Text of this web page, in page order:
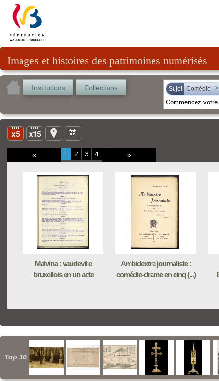
Images et histoires des patrimoines numérisés
Institutions Collections Sujet Comédie ×
« 1 2 3 4 »
Malvina : vaudeville
bruxellois en un acte
Ambidextre journaliste :
comédie-drame en cinq (...)
Top 10